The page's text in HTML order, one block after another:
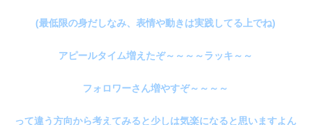
(最低限の身だしなみ、表情や動きは実践してる上でね)
アピールタイム増えたぞ～～～～ラッキ～～
フォロワーさん増やすぞ～～～～
って違う方向から考えてみると少しは気楽になると思いますよん